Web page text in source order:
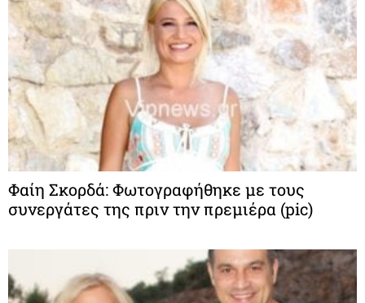
Φαίη Σκορδά: Φωτογραφήθηκε με τους
συνεργάτες της πριν την πρεμιέρα (pic)